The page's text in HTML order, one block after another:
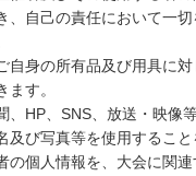
、自己の責任において一
自身の所有品及び用具に
す。
、HP、SNS、放送・映像
及び写真等を使用するこ
の個人情報を、大会に関